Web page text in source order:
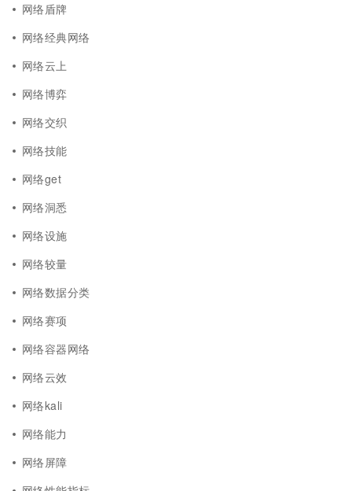
网络盾牌
网络经典网络
网络云上
网络博弈
网络交织
网络技能
网络get
网络洞悉
网络设施
网络较量
网络数据分类
网络赛项
网络容器网络
网络云效
网络kali
网络能力
网络屏障